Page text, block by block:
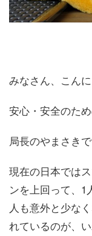
みなさん、こんに
安心・安全のた
局長のやまさきで
現在の日本では
ンを上回って、1
人も意外と少な
れているのが、